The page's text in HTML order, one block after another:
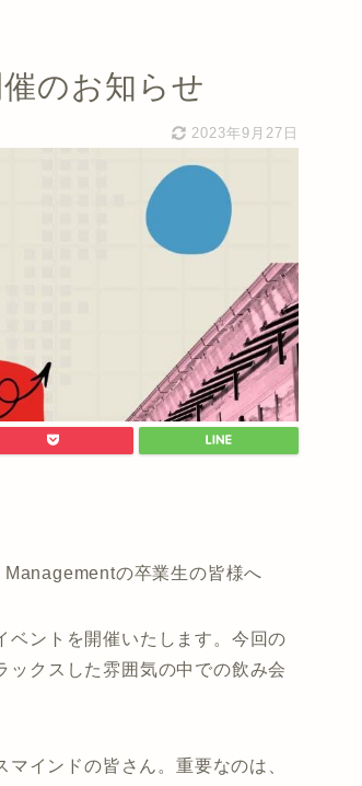
のお知らせ
2023年9月27日
の卒業生の皆様へ
ベントを開催いたします。今回の
ックスした雰囲気の中での飲み会
インドの皆さん。重要なのは、